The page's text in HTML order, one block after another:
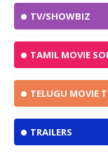
TV/SHOWBIZ
TAMIL MOVIE
TELUGU MOVIE
TRAILERS